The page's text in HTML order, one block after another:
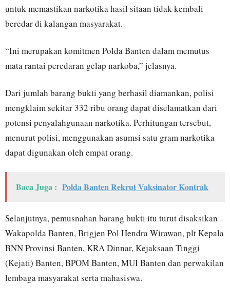
untuk memastikan narkotika hasil sitaan tidak kembali
beredar di kalangan masyarakat.
“Ini merupakan komitmen Polda Banten dalam memutus
mata rantai peredaran gelap narkoba,” jelasnya.
Dari jumlah barang bukti yang berhasil diamankan, polisi
mengklaim sekitar 332 ribu orang dapat diselamatkan dari
potensi penyalahgunaan narkotika. Perhitungan tersebut,
menurut polisi, menggunakan asumsi satu gram narkotika
dapat digunakan oleh empat orang.
Baca Juga : Polda Banten Rekrut Vaksinator Kontrak
Selanjutnya, pemusnahan barang bukti itu turut disaksikan
Wakapolda Banten, Brigjen Pol Hendra Wirawan, plt Kepala
BNN Provinsi Banten, KRA Dinnar, Kejaksaan Tinggi
(Kejati) Banten, BPOM Banten, MUI Banten dan perwakilan
lembaga masyarakat serta mahasiswa.